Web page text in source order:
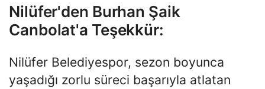
Nilüfer'den Burhan Şaik
Canbolat'a Teşekkür:
Nilüfer Belediyespor, sezon boyunca
yaşadığı zorlu süreci başarıyla atlatan